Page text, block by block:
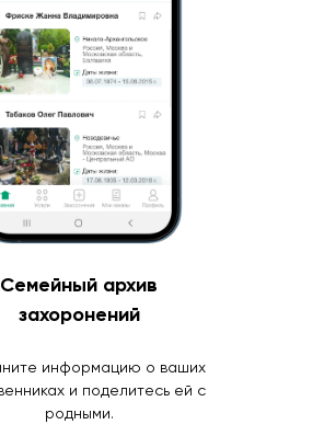
Семейный архив
захоронений
информацию о ваших
и поделитесь ей с
родными.